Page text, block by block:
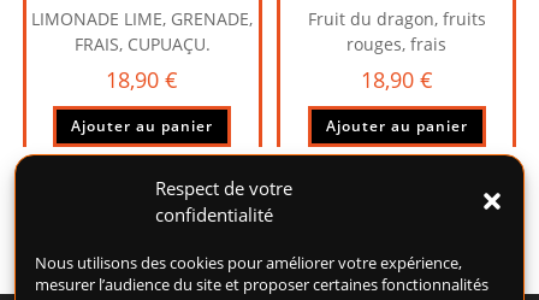
Respect de votre
confidentialité
Nous utilisons des cookies pour améliorer votre expérience,
mesurer l’audience du site et proposer certaines fonctionnalités
LIMONADE LIME, GRENADE,
FRAIS, CUPUAÇU.
18,90€
Ajouter au panier
Fruit du dragon, fruits
rouges, frais
18,90 €
Ajouter au panier